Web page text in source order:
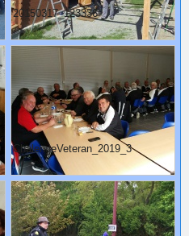
20150317_123336
ChalengeVeteran_2019_3